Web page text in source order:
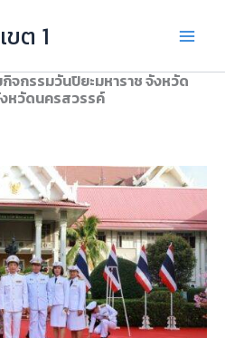
ต 1
จกรรมวันปิยะมหาราช จังหวัด
หวัดนครสวรรค์